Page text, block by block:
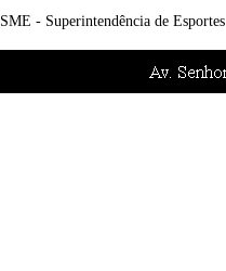
SME - Superintendência de Esportes